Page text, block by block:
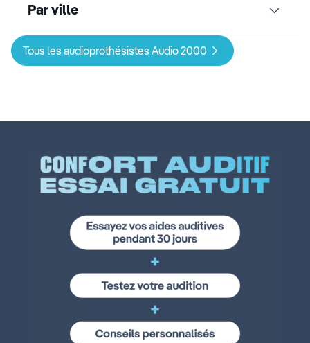
Par ville
Tous les audioprothésistes Audio 2000